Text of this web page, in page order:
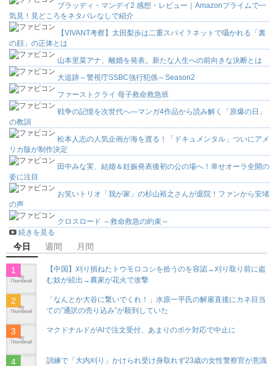
ブラッディ・マンデイ2 感想・レビュー｜Amazonプライムで一
気見！見どころをネタバレなしで紹介
【VIVANT考察】太田梨歩は二重スパイ？ネットで囁かれる「裏
の顔」の正体とは
山本里菜アナ、離婚を発表。新たな人生への前向きな決断とは
大追跡～警視庁SSBC強行犯係～Season2
ファーストクライ 母子救命救急班
戦争の記憶を次世代へ―マンガ4作品から読み解く「原爆の日」
の教訓
松本人志の人気企画が海を渡る！「ドキュメンタル」ついにアメ
リカ版が制作決定
田中みな実、結婚＆妊娠発表後初の公の場へ！幸せオーラ全開の
姿に注目
お笑いトリオ「我が家」の杉山裕之さんが退院！ファンから安堵
の声
クロスロード ～救命救急の約束～
続きを見る
今日 週間 月間
【中国】刈り損ねたトウモロコシを拾うのを容認→刈り取り前に盗
む奴が続出→農家が花火で攻撃
「なんとか大谷に繋いでくれ！」水原一平氏の解雇直後にカネ目当
ての”通訳の売り込み”が殺到していた
マクドナルドがAIで注文受付、あまりのボケ対応で中止に
訓練で「大内刈り」かけられ受け身取れず23歳の女性警察官が意識